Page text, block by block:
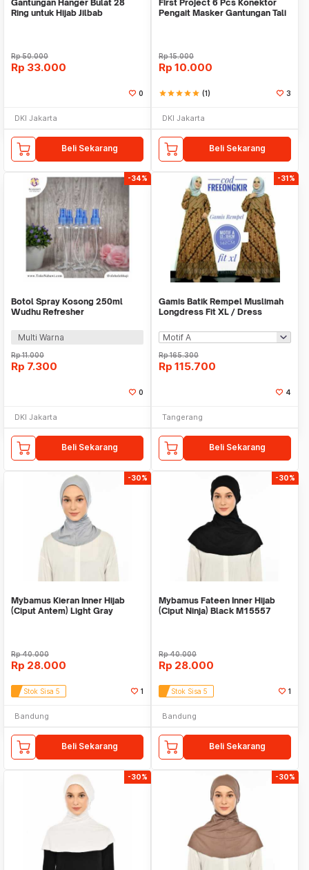
Gantungan Hanger Bulat 28
Ring untuk Hijab Jilbab
Rp50.000
Rp 33.000
0
DKI Jakarta
Beli Sekarang
First Project 6 Pcs Konektor
Pengait Masker Gantungan Tali
Rp15.000
Rp 10.000
starstarstarstarstar (1) 3
DKI Jakarta
Beli Sekarang
-34%
Botol Spray Kosong 250ml
Wudhu Refresher
Multi Warna
Rp11.000
Rp 7.300
0
DKI Jakarta
Beli Sekarang
-31%
Gamis Batik Rempel Muslimah
Longdress Fit XL / Dress
Rp165.300
Rp 115.700
4
Tangerang
Beli Sekarang
-30%
Mybamus Kieran Inner Hijab
(Ciput Antem) Light Gray
Rp40.000
Rp 28.000
Stok Sisa 5 1
Bandung
Beli Sekarang
-30%
Mybamus Fateen Inner Hijab
(Ciput Ninja) Black M15557
Rp40.000
Rp 28.000
Stok Sisa 5 1
Bandung
Beli Sekarang
-30% -30%